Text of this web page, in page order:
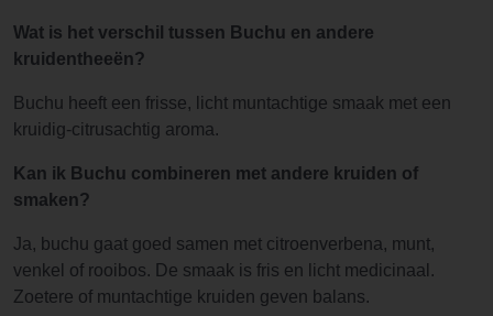
Wat is het verschil tussen Buchu en andere
kruidentheeën?
Buchu heeft een frisse, licht muntachtige smaak met een
kruidig-citrusachtig aroma.
Kan ik Buchu combineren met andere kruiden of
smaken?
Ja, buchu gaat goed samen met citroenverbena, munt,
venkel of rooibos. De smaak is fris en licht medicinaal.
Zoetere of muntachtige kruiden geven balans.